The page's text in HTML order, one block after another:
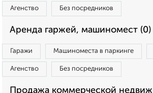
Агенство Без посредников
Аренда гаржей, машиномест (0)
Гаражи Машиноместа в паркинге
Агенство Без посредников
Продажа коммерческой